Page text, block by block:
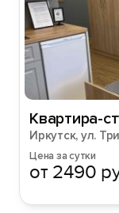
Квартира-
Иркутск, ул.
Цена за сутки
от 2490